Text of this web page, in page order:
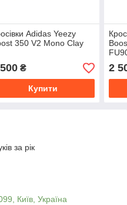
Adidas Yeezy
350 V2 Mono Clay
₴
Купити
2
за рік
Київ, Україна